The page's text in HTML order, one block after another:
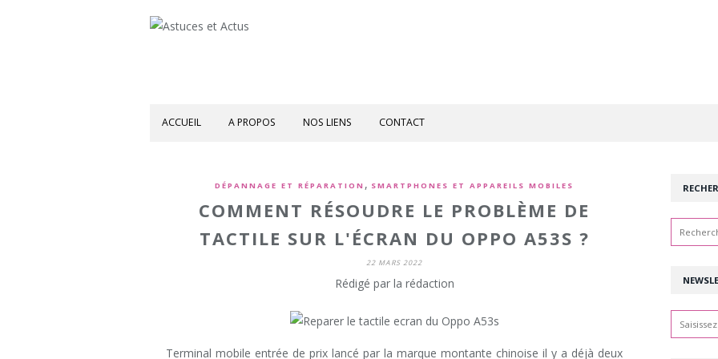
ACCUEIL A PROPOS NOS LIENS CONTACT
DÉPANNAGE ET RÉPARATION , SMARTPHONES ET APPAREILS MOBILES
COMMENT RÉSOUDRE LE PROBLÈME DE
TACTILE SUR L'ÉCRAN DU OPPO A53S ?
22 MARS 2022
Rédigé par la rédaction
Terminal mobile entrée de prix lancé par la marque montante chinoise il y a déjà deux